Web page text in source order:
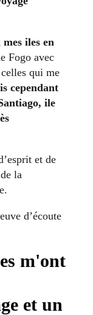
iles en
Fogo avec
qui me
cependant
ile
et de
la
d’écoute
m'ont
et un